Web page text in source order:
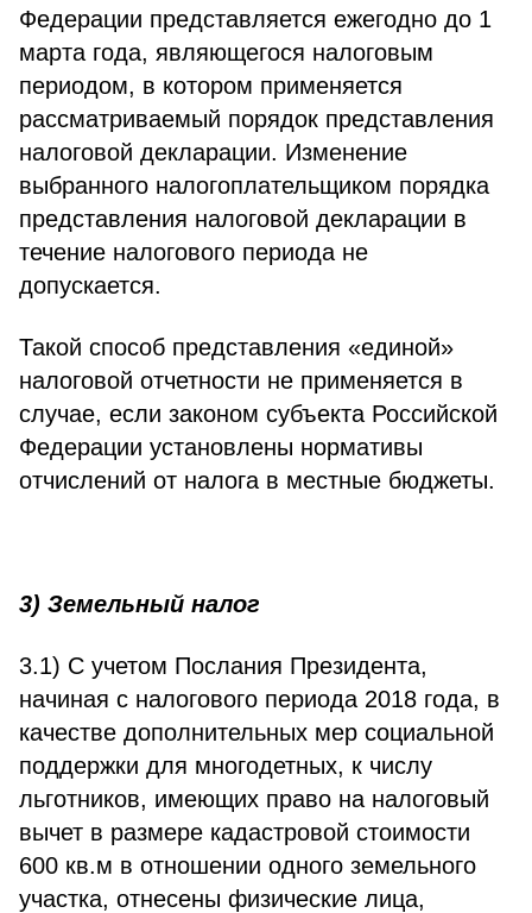
Федерации представляется ежегодно до 1
марта года, являющегося налоговым
периодом, в котором применяется
рассматриваемый порядок представления
налоговой декларации. Изменение
выбранного налогоплательщиком порядка
представления налоговой декларации в
течение налогового периода не
допускается.
Такой способ представления «единой»
налоговой отчетности не применяется в
случае, если законом субъекта Российской
Федерации установлены нормативы
отчислений от налога в местные бюджеты.
3) Земельный налог
3.1) С учетом Послания Президента,
начиная с налогового периода 2018 года, в
качестве дополнительных мер социальной
поддержки для многодетных, к числу
льготников, имеющих право на налоговый
вычет в размере кадастровой стоимости
600 кв.м в отношении одного земельного
участка, отнесены физические лица,